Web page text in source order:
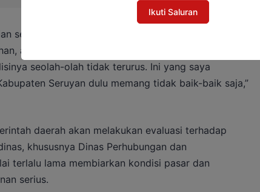
serius. Saya awalnya meyakini masing-masing
aktif bahkan proaktif. Tetapi setelah saya datang
seolah-olah tidak terurus. Ini yang saya
Seruyan dulu memang tidak baik-baik saja,”
daerah akan melakukan evaluasi terhadap
khususnya Dinas Perhubungan dan
terlalu lama membiarkan kondisi pasar dan
serius.
Ikuti Saluran